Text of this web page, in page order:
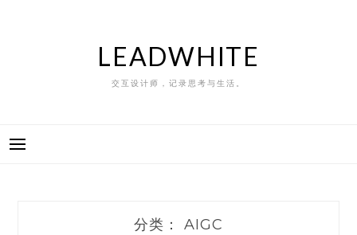
LEADWHITE
交互设计师，记录思考与生活。
分类： AIGC